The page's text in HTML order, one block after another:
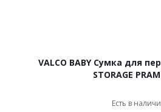
VALCO BABY Сумка для
STORAGE
Есть в